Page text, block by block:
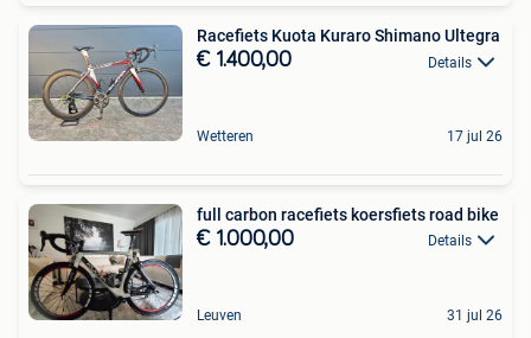
Racefiets Kuota Kuraro Shimano Ultegra
€ 1.400,00 Details
Wetteren 17 jul 26
full carbon racefiets koersfiets road bike
€ 1.000,00 Details
Leuven 31 jul 26